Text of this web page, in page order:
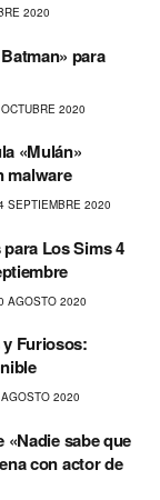
2020
para
2020
«Mulán»
malware
SEPTIEMBRE 2020
Los Sims 4
AGOSTO 2020
Furiosos:
2020
sabe que
con actor de